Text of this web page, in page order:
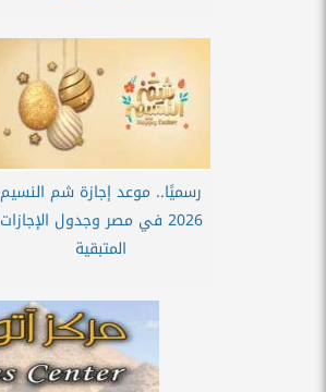
رسميًا.. موعد إجازة شم النسيم
2026 في مصر وجدول الإجازات
المتبقية